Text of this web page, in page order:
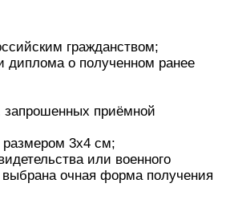
гражданством;
диплома о полученном ранее
запрошенных приёмной
3х4 см;
или военного
очная форма получения